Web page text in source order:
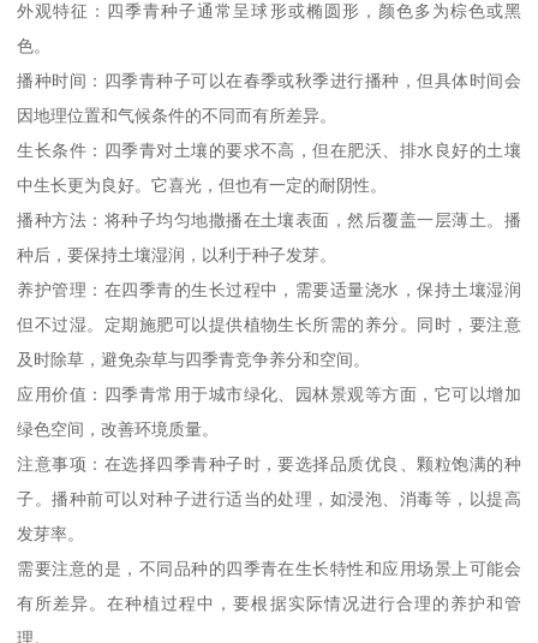
外观特征：四季青种子通常呈球形或椭圆形，颜色多为棕色或黑
色。
播种时间：四季青种子可以在春季或秋季进行播种，但具体时间会
因地理位置和气候条件的不同而有所差异。
生长条件：四季青对土壤的要求不高，但在肥沃、排水良好的土壤
中生长更为良好。它喜光，但也有一定的耐阴性。
播种方法：将种子均匀地撒播在土壤表面，然后覆盖一层薄土。播
种后，要保持土壤湿润，以利于种子发芽。
养护管理：在四季青的生长过程中，需要适量浇水，保持土壤湿润
但不过湿。定期施肥可以提供植物生长所需的养分。同时，要注意
及时除草，避免杂草与四季青竞争养分和空间。
应用价值：四季青常用于城市绿化、园林景观等方面，它可以增加
绿色空间，改善环境质量。
注意事项：在选择四季青种子时，要选择品质优良、颗粒饱满的种
子。播种前可以对种子进行适当的处理，如浸泡、消毒等，以提高
发芽率。
需要注意的是，不同品种的四季青在生长特性和应用场景上可能会
有所差异。在种植过程中，要根据实际情况进行合理的养护和管
理。